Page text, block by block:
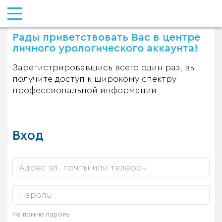
Рады приветствовать Вас в центре
личного урологического аккаунта!
Зарегистрировавшись всего один раз, вы
получите доступ к широкому спектру
профессиональной информации
Вход
Не помню пароль